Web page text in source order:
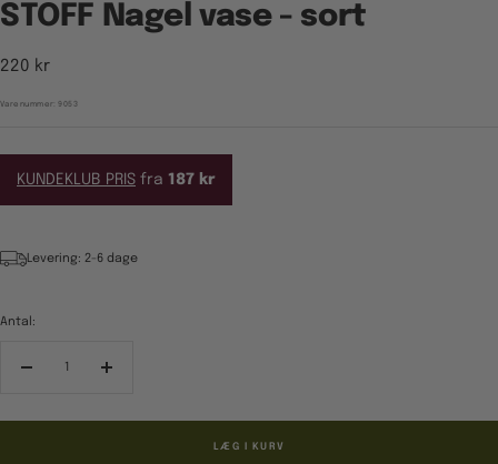
STOFF Nagel vase - sort
Tilbudspris
220 kr
Varenummer:9053
KUNDEKLUB PRIS fra 187 kr
Levering: 2-6 dage
Antal:
Reducér
Forøg
LÆG I KURV